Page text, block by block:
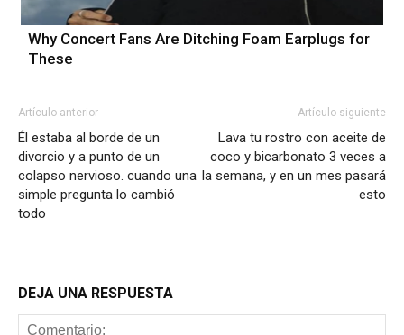
Why Concert Fans Are Ditching Foam Earplugs for
These
Artículo anterior
Él estaba al borde de un
divorcio y a punto de un
colapso nervioso. cuando una
simple pregunta lo cambió
todo
Artículo siguiente
Lava tu rostro con aceite de
coco y bicarbonato 3 veces a
la semana, y en un mes pasará
esto
DEJA UNA RESPUESTA